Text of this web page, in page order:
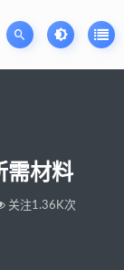
需材料
关注1.36K次